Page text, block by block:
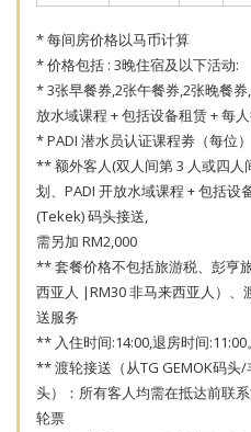
* 每间房价格以马币计算
* 价格包括 : 3晚住宿及以下活动:
* 3张早餐券,2张午餐券,2张晚餐
放水域课程 + 包括设备租赁 + 每
* PADI 潜水员认证课程劵（每位）
** 额外客人(双人间第 3 人或四人
划、PADI 开放水域课程 + 包括
(Tekek) 码头接送,
需另加 RM2,000
** 套餐价格不包括旅游税、彭亨
西亚人 |RM30 非马来西亚人）
送服务
** 入住时间:14:00,退房时间:11:00
** 渡轮接送（从TG GEMOK码头/
头）：所有客人均需在抵达前联
轮票